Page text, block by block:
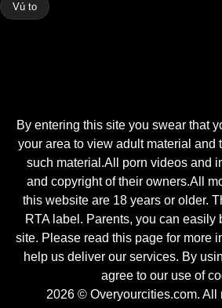
Vú to
By entering this site you swear that
your area to view adult material and
such material.All porn videos and
and copyright of their owners.All
this website are 18 years or older.
RTA label. Parents, you can easily
site. Please read this page for more
help us deliver our services. By
agree to our use of
2026 © Overyourcities.com. All